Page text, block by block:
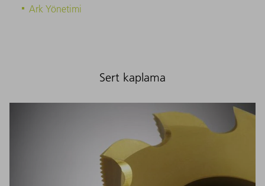
Ark Yönetimi
Sert kaplama